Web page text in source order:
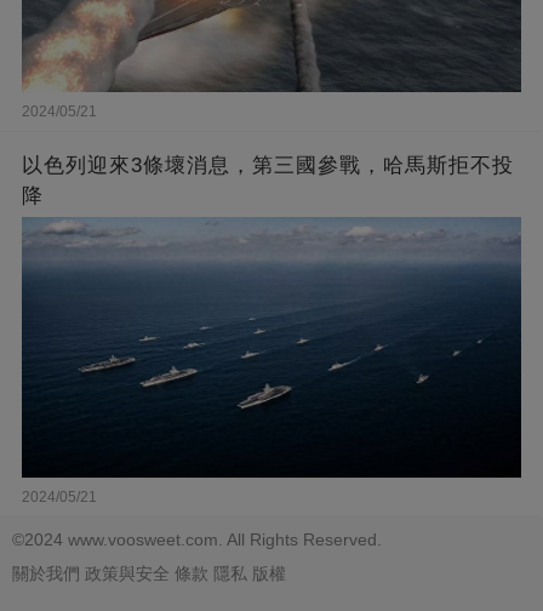
2024/05/21
以色列迎來3條壞消息，第三國參戰，哈馬斯拒不投
降
2024/05/21
©2024 www.voosweet.com. All Rights Reserved.
關於我們 政策與安全 條款 隱私 版權